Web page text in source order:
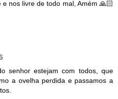
nos livre de todo mal, Amém 🙏🏻
senhor estejam com todos, que
a ovelha perdida e passamos a